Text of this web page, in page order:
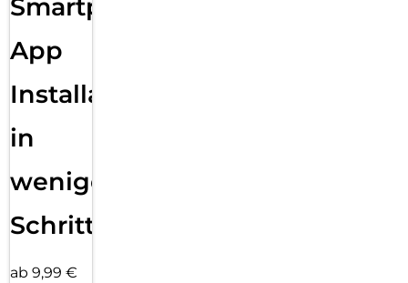
Smartphone
App
Installation
in
wenigen
Schritten
ab 9,99 €